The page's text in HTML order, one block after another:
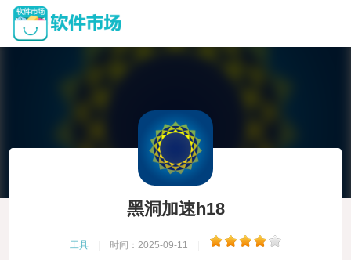
黑洞加速h18
工具 时间：2025-09-11